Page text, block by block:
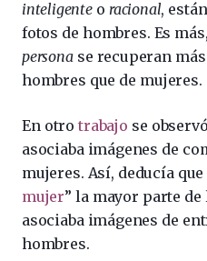
inteligenteo racional,
fotos de hombres. Es
personase recuperan
hombres que de mujeres.
En otrotrabajo se
asociaba imágenes de
mujeres. Así, deducía que
mujer” la mayor parte de
asociaba imágenes de
hombres.